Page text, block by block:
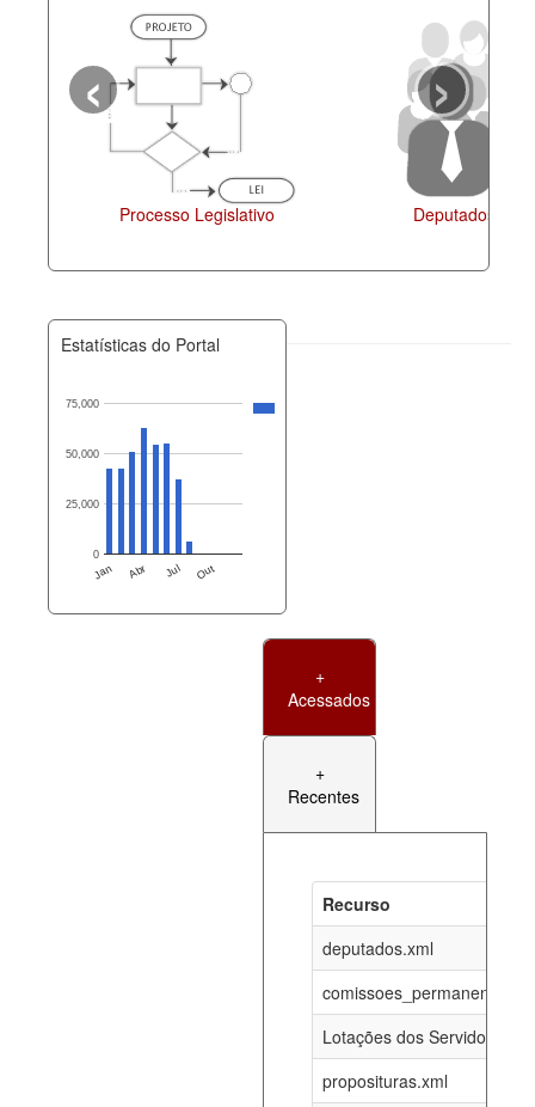
Processo Legislativo Deputados
‹ ›
Estatísticas do Portal
Jan Abr Jul Out
0
25,000
50,000
75,000
+
Acessados
+
Recentes
Recurso
deputados.xml
Lotações dos Servidores
proposituras.xml
documento_andamento_atual.xml
08-08-
funcionarios_lotacoes.xml